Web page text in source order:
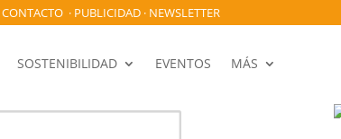
CONTACTO· PUBLICIDAD· NEWSLETTER
SOSTENIBILIDAD EVENTOS MÁS